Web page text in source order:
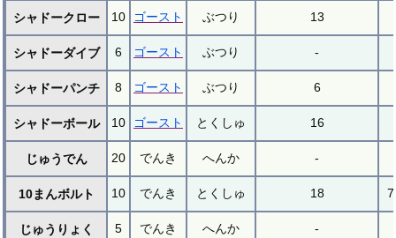
シャドークロー 10 ゴースト ぶつり 13
シャドーダイブ 6 ゴースト ぶつり -
シャドーパンチ 8 ゴースト ぶつり 6
シャドーボール 10 ゴースト とくしゅ 16
じゅうでん 20 でんき へんか -
10まんボルト 10 でんき とくしゅ 18
じゅうりょく 5 でんき へんか -